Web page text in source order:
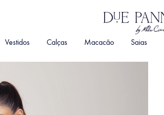
DuePanno
By
Vestidos Calças Macacão Saias